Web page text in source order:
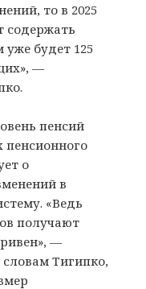
то в 2025
содержать
уже будет 125
—
пенсий
о
в
«Ведь
получают
—
Тигипко,